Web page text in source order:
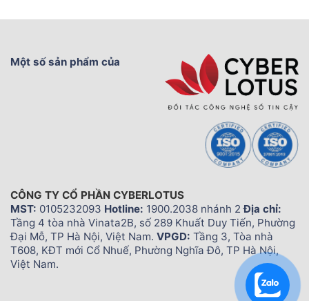
Một số sản phẩm của
CÔNG TY CỔ PHẦN CYBERLOTUS
MST: 0105232093 Hotline: 1900.2038 nhánh 2Địa chỉ:
Tầng 4 tòa nhà Vinata2B, số 289 Khuất Duy Tiến, Phường
Đại Mỗ, TP Hà Nội, Việt Nam. VPGD: Tầng 3, Tòa nhà
T608, KĐT mới Cổ Nhuế, Phường Nghĩa Đô, TP Hà Nội,
Việt Nam.